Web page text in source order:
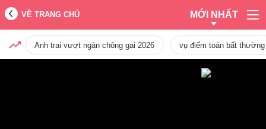
VỀ TRANG CHỦ MỚI NHẤT
Anh trai vượt ngàn chông gai 2026 vụ điểm toán bất